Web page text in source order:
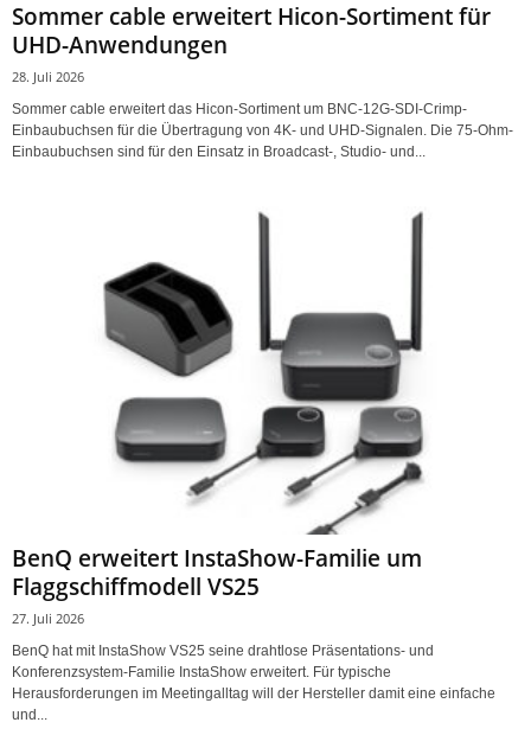
Sommer cable erweitert Hicon-Sortiment für
UHD-Anwendungen
28. Juli 2026
Sommer cable erweitert das Hicon-Sortiment um BNC-12G-SDI-Crimp-
Einbaubuchsen für die Übertragung von 4K- und UHD-Signalen. Die 75-Ohm-
Einbaubuchsen sind für den Einsatz in Broadcast-, Studio- und...
BenQ erweitert InstaShow-Familie um
Flaggschiffmodell VS25
27. Juli 2026
BenQ hat mit InstaShow VS25 seine drahtlose Präsentations- und
Konferenzsystem-Familie InstaShow erweitert. Für typische
Herausforderungen im Meetingalltag will der Hersteller damit eine einfache
und...